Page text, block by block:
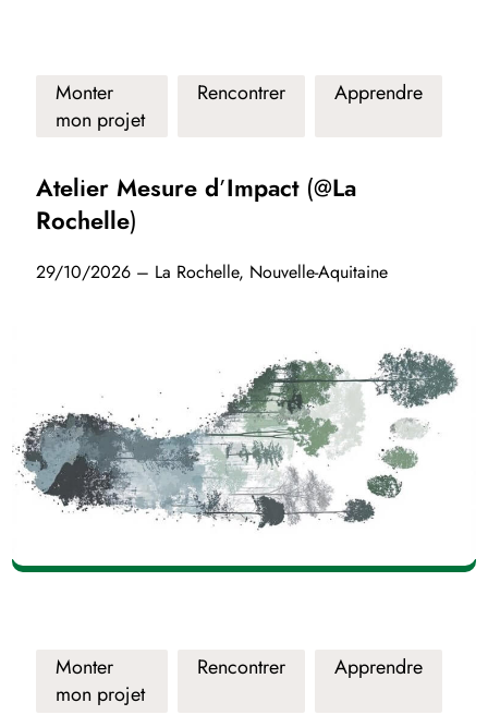
Monter
mon projet
Rencontrer Apprendre
Atelier Mesure d’Impact (@La
Rochelle)
29/10/2026 – La Rochelle, Nouvelle-Aquitaine
Monter
mon projet
Rencontrer Apprendre